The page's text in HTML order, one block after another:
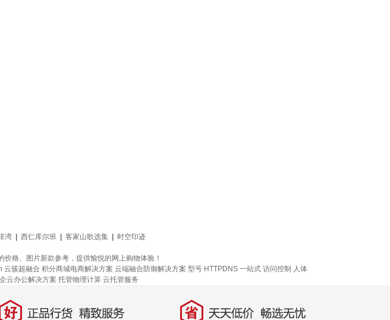
湾 西仁库尔班 客家山歌选集
时空印迹
格、图片新款参考，提供愉悦的网上购物体验！
云簇超融合 积分商城电商解决方案 云端融合防御解决方案 型号 HTTPDNS 一站式 访问控制 人体
云办公解决方案 托管物理计算 云托管服务
正品行货，精致服务 省 天天低价，畅选无忧